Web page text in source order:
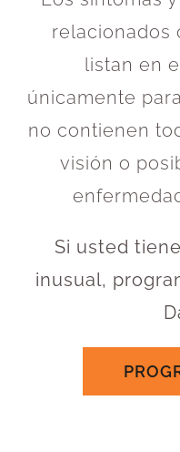
relacionados
listan en
únicamente
no contienen
visión o
Si usted
inusual,